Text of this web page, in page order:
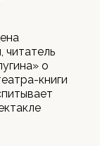
читатель
о
книги